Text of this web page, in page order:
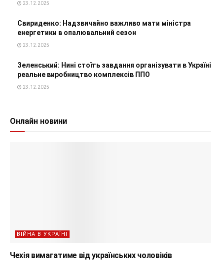
23.12.2025
Свириденко: Надзвичайно важливо мати міністра
енергетики в опалювальний сезон
23.12.2025
Зеленський: Нині стоїть завдання організувати в Україні
реальне виробництво комплексів ППО
23.12.2025
Онлайн новини
ВІЙНА В УКРАЇНІ
Чехія вимагатиме від українських чоловіків